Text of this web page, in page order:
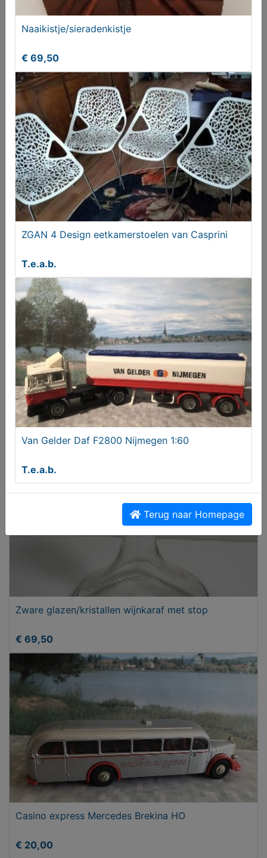
Polman Cargo Volvo
PORSELEINEN (BISQUIT) POP
Zware glazen/kristallen wijnkaraf met stop
€ 69,50
Casino express Mercedes Brekina HO
€ 20,00
Naaikistje/sieradenkistje
€ 69,50
ZGAN 4 Design eetkamerstoelen van Casprini
T.e.a.b.
Van Gelder Daf F2800 Nijmegen 1:60
T.e.a.b.
Terug naar Homepage